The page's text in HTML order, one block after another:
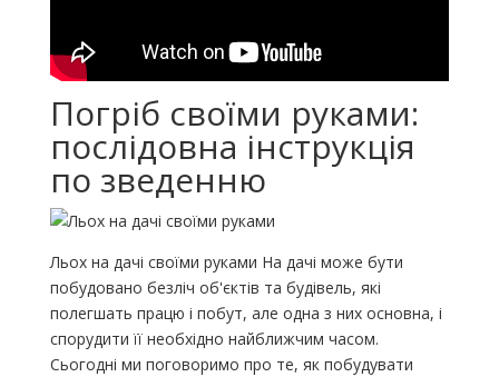
Погріб своїми руками:
послідовна інструкція
по зведенню
Льох на дачі своїми руками На дачі може бути
побудовано безліч об'єктів та будівель, які
полегшать працю і побут, але одна з них основна, і
спорудити її необхідно найближчим часом.
Сьогодні ми поговоримо про те, як побудувати